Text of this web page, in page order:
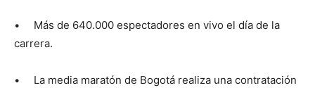
• Más de 640.000 espectadores en vivo el día de la
carrera.
• La media maratón de Bogotá realiza una contratación